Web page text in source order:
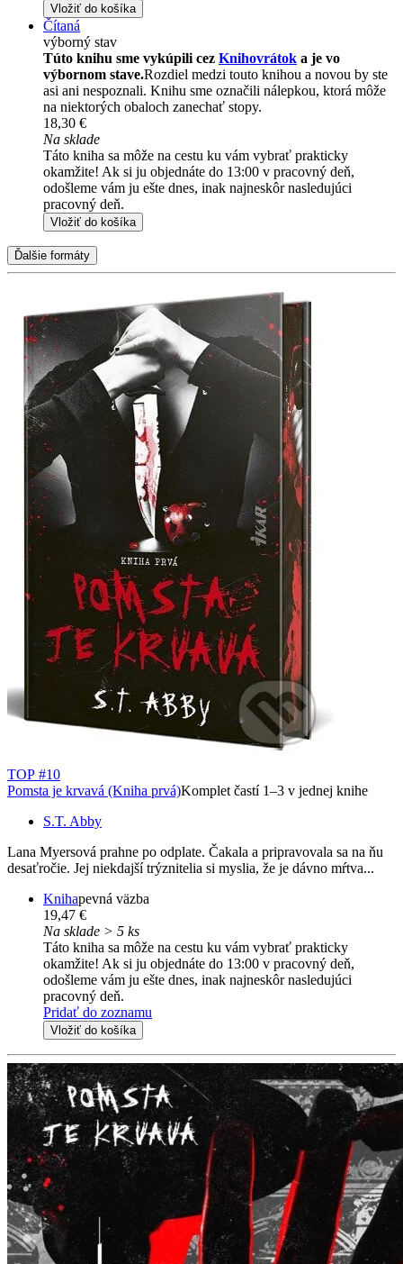
Vložiť do košíka
Čítaná
výborný stav
Túto knihu sme vykúpili cez Knihovrátok a je vo
výbornom stave.Rozdiel medzi touto knihou a novou by ste
asi ani nespoznali. Knihu sme označili nálepkou, ktorá môže
na niektorých obaloch zanechať stopy.
18,30 €
Na sklade
Táto kniha sa môže na cestu ku vám vybrať prakticky
okamžite! Ak si ju objednáte do 13:00 v pracovný deň,
odošleme vám ju ešte dnes, inak najneskôr nasledujúci
pracovný deň.
Vložiť do košíka
Ďalšie formáty
TOP #10
Pomsta je krvavá (Kniha prvá)Komplet častí 1–3 v jednej knihe
S.T. Abby
Lana Myersová prahne po odplate. Čakala a pripravovala sa na ňu
desaťročie. Jej niekdajší trýznitelia si myslia, že je dávno mŕtva...
Knihapevná väzba
19,47 €
Na sklade > 5 ks
Táto kniha sa môže na cestu ku vám vybrať prakticky
okamžite! Ak si ju objednáte do 13:00 v pracovný deň,
odošleme vám ju ešte dnes, inak najneskôr nasledujúci
pracovný deň.
Pridať do zoznamu
Vložiť do košíka